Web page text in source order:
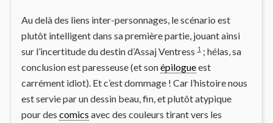
Au delà des liens inter-personnages, le scénario est
plutôt intelligent dans sa première partie, jouant ainsi
sur l’incertitude du destin d’Assaj Ventress 1; hélas, sa
conclusion est paresseuse (et sonépilogueest
carrément idiot). Et c’est dommage ! Car l’histoire nous
est servie par un dessin beau, fin, et plutôt atypique
pour des comics avec des couleurs tirant vers les